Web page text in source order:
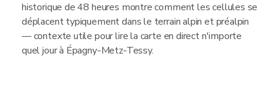
historique de 48 heures montre comment les cellules se
déplacent typiquement dans le terrain alpin et préalpin
— contexte utile pour lire la carte en direct n'importe
quel jour à Épagny-Metz-Tessy.